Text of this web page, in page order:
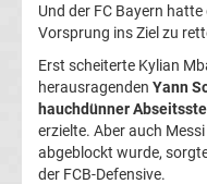
League
Fußball
WM
Und der FC Bayern
Vorsprung ins Ziel zu
Erst scheiterte Kylian
herausragenden Yann
hauchdünner
erzielte. Aber auch
abgeblockt wurde,
der FCB-Defensive.